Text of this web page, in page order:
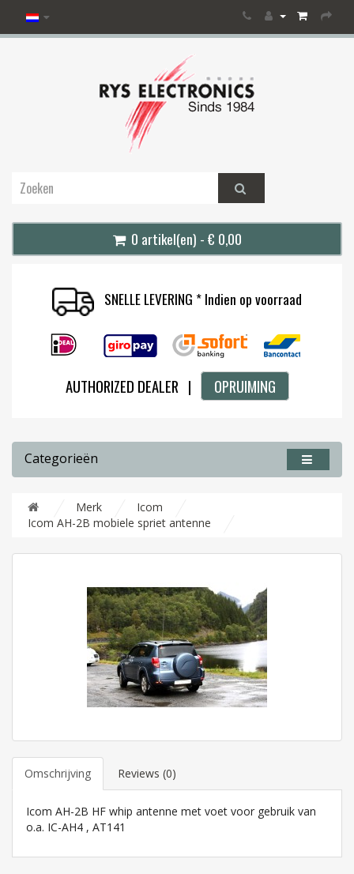
0 artikel(en) - € 0,00
SNELLE LEVERING * Indien op voorraad
AUTHORIZED DEALER | OPRUIMING
Categorieën
Merk
Icom
Icom AH-2B mobiele spriet antenne
Omschrijving Reviews (0)
Icom AH-2B HF whip antenne met voet voor gebruik van
o.a. IC-AH4 , AT141